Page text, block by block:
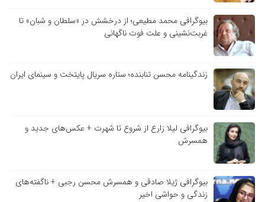
بیوگرافی محمد مطیعی؛ از درخشش در «سلطان و شبان» تا
غربت‌نشینی و علت فوت ناگهانی
زندگینامه محسن تنابنده؛ ستاره سریال پایتخت و سینمای ایران
بیوگرافی لیلا زارع از شروع تا شهرت + عکس‌های جدید و
همسرش
بیوگرافی ژیلا صادقی و همسرش محسن رجبی + ناگفته‌های
زندگی و حواشی اخیر